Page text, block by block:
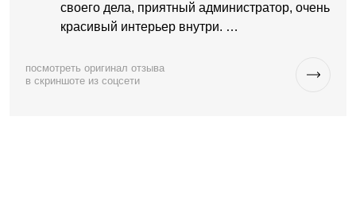
своего дела, приятный администратор, очень
красивый интерьер внутри. …
посмотреть оригинал отзыва
в скриншоте из соцсети